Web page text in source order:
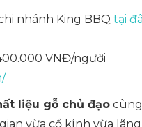
nhánh King BBQ tại
VNĐ/người
liệu gỗ chủ đạo
vừa cổ kính vừa